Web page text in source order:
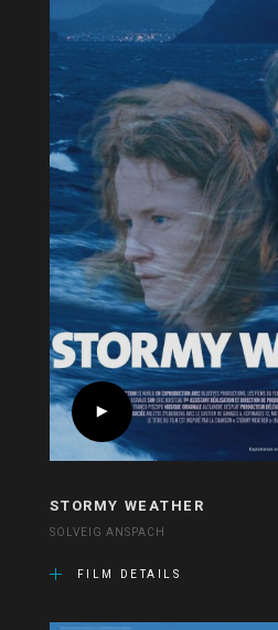
STORMY WEATHER
SOLVEIG ANSPACH
FILM DETAILS